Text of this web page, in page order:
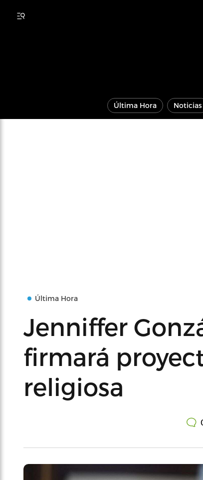
Última Hora Noticias
Última Hora
Jenniffer
firmará
religiosa